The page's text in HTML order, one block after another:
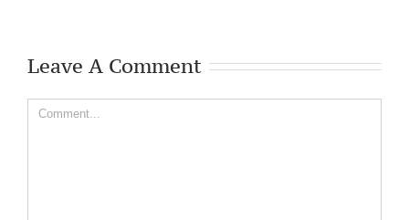
Leave A Comment
Comment